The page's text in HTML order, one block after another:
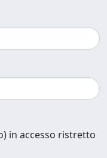
in accesso ristretto